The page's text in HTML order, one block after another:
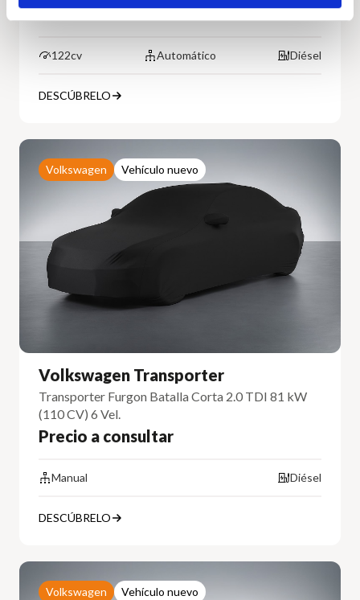
Precio a consultar
122cv Automático Diésel
DESCÚBRELO
Volkswagen Vehículo nuevo
Volkswagen Transporter
Transporter Furgon Batalla Corta 2.0 TDI 81 kW
(110 CV) 6 Vel.
Precio a consultar
Manual Diésel
DESCÚBRELO
Volkswagen Vehículo nuevo